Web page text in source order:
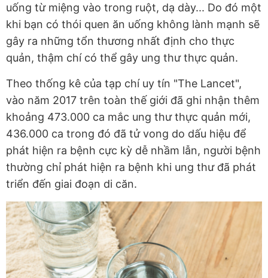
uống từ miệng vào trong ruột, dạ dày... Do đó một
khi bạn có thói quen ăn uống không lành mạnh sẽ
gây ra những tổn thương nhất định cho thực
quản, thậm chí có thể gây ung thư thực quản.
Theo thống kê của tạp chí uy tín "The Lancet",
vào năm 2017 trên toàn thế giới đã ghi nhận thêm
khoảng 473.000 ca mắc ung thư thực quản mới,
436.000 ca trong đó đã tử vong do dấu hiệu để
phát hiện ra bệnh cực kỳ dễ nhầm lẫn, người bệnh
thường chỉ phát hiện ra bệnh khi ung thư đã phát
triển đến giai đoạn di căn.